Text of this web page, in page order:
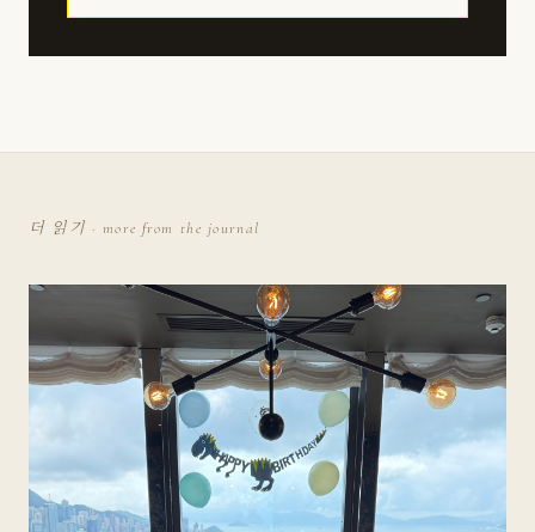
더 읽기 · more from the journal